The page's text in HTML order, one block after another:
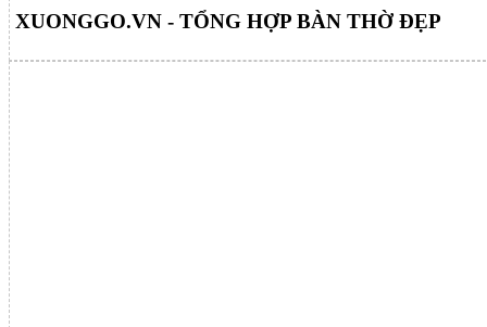
XUONGGO.VN - TỔNG HỢP BÀN THỜ ĐẸP